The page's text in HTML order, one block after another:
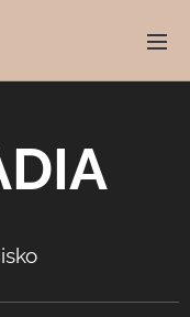
🇹🇳